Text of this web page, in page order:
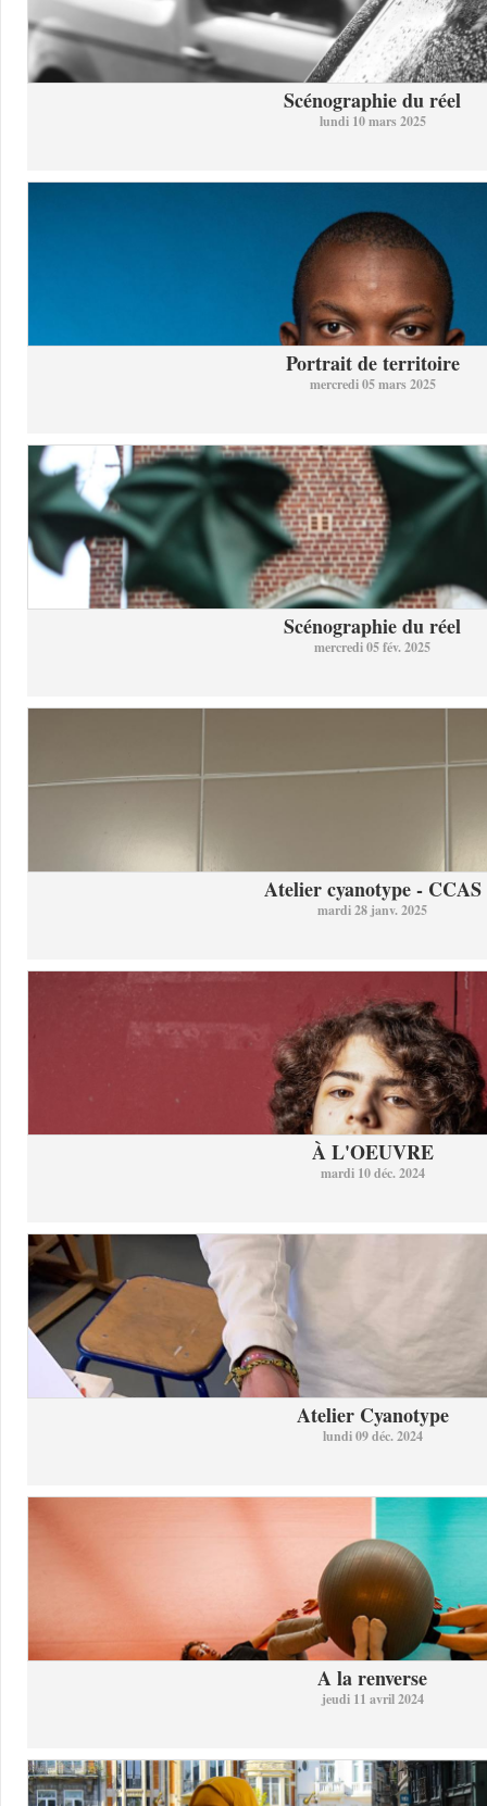
Scénographie du réel
lundi 10 mars 2025
Portrait de territoire
mercredi 05 mars 2025
Scénographie du réel
mercredi 05 fév. 2025
Atelier cyanotype - CCAS
mardi 28 janv. 2025
À L'OEUVRE
mardi 10 déc. 2024
Atelier Cyanotype
lundi 09 déc. 2024
A la renverse
jeudi 11 avril 2024